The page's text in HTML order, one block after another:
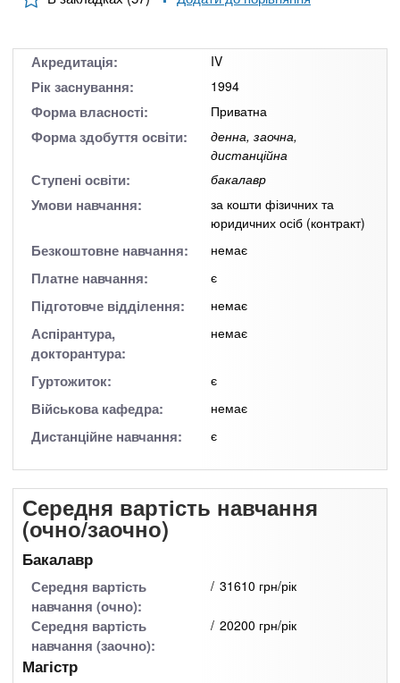
n
t
s
n
o
Онлайн курси
За кордоном
Акредитація: IV
Рік заснування: 1994
Форма власності: Приватна
Форма здобуття освіти:
денна, заочна,
дистанційна
Ступені освіти: бакалавр
Умови навчання:
за кошти фізичних та
юридичних осіб (контракт)
Безкоштовне навчання: немає
Платне навчання: є
Підготовче відділення: немає
Аспірантура,
докторантура:
немає
Гуртожиток: є
Військова кафедра: немає
Дистанційне навчання: є
Середня вартість навчання
(очно/заочно)
Бакалавр
Середня вартість
навчання (очно):
31610 грн/рік
Середня вартість
навчання (заочно):
20200 грн/рік
Магістр